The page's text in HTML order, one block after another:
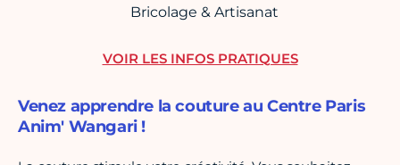
Bricolage & Artisanat
Venez apprendre la couture au Centre Paris
Anim' Wangari !
VOIR LES INFOS PRATIQUES